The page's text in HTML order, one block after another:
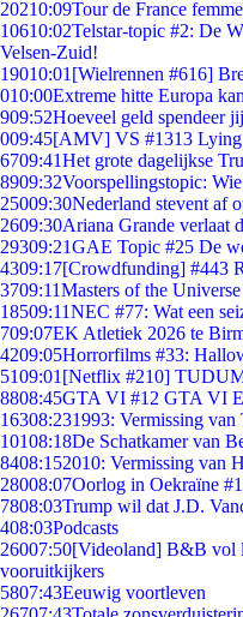
20210:09Tour de France
10610:02Telstar-topic #2: De
Velsen-Zuid!
19010:01 [Wielrennen #616]
010:00Extreme hitte Europa
909:52Hoeveel geld spendeer
009:45[AMV] VS #1313 Lying
6709:41Het grote dagelijkse
8909:32Voorspellingstopic:
25009:30Nederland stevent af
2609:30Ariana Grande verlaat
29309:21GAE Topic #25 De
4309:17[Crowdfunding] #443
3709:11Masters of the
18509:11NEC #77: Wat een
709:07EK Atletiek 2026 te
4209:05Horrorfilms #33:
5109:01 [Netflix #210]
8808:45GTA VI #12 GTA VI
16308:231993: Vermissing van
10108:18De Schatkamer van
8408:152010: Vermissing van
28008:07Oorlog in Oekraïne
7808:03Trump wil dat J.D.
408:03Podcasts
26007:50[Videoland] B&B vol
vooruitkijkers
5807:43Eeuwig voortleven